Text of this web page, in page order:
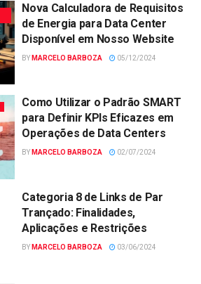
Nova Calculadora de Requisitos
de Energia para Data Center
Disponível em Nosso Website
BY MARCELO BARBOZA 05/12/2024
Como Utilizar o Padrão SMART
para Definir KPIs Eficazes em
Operações de Data Centers
BY MARCELO BARBOZA 02/07/2024
Categoria 8 de Links de Par
Trançado: Finalidades,
Aplicações e Restrições
BY MARCELO BARBOZA 03/06/2024